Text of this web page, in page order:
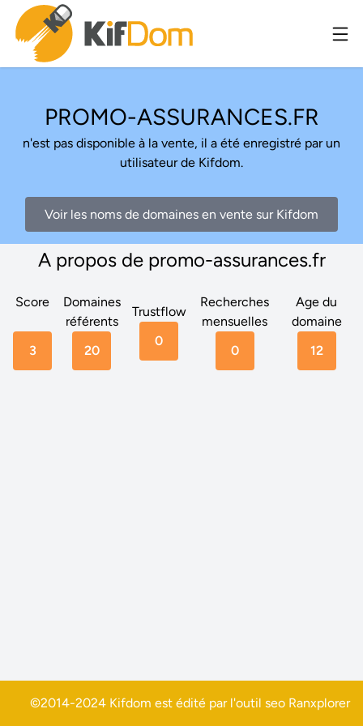
PROMO-ASSURANCES.FR
n'est pas disponible à la vente, il a été enregistré par un
utilisateur de Kifdom.
Voir les noms de domaines en vente sur Kifdom
A propos de promo-assurances.fr
Score
3
Domaines
référents
20
Trustflow
0
Recherches
mensuelles
0
Age du
domaine
12
©2014-2024 Kifdom est édité par l'outil seo Ranxplorer